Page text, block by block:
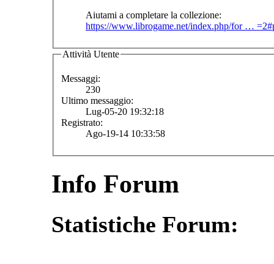
Aiutami a completare la collezione:
https://www.librogame.net/index.php/for …
Attività Utente
Messaggi:
230
Ultimo messaggio:
Lug-05-20 19:32:18
Registrato:
Ago-19-14 10:33:58
Info Forum
Statistiche Forum: